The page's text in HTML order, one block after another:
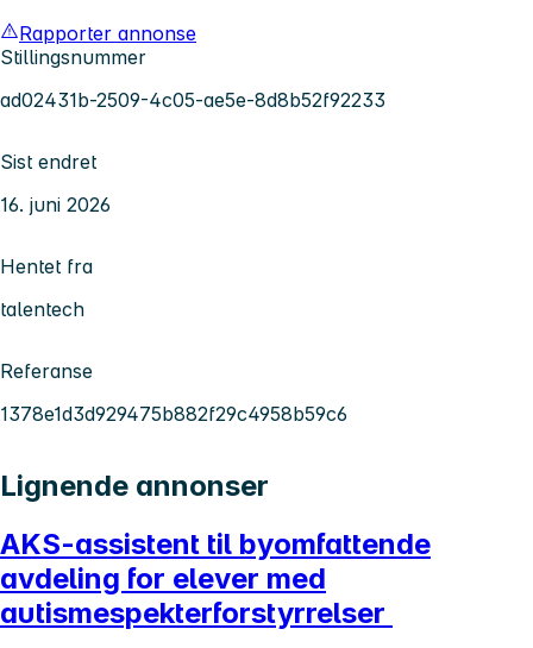
Rapporter annonse
Stillingsnummer
ad02431b-2509-4c05-ae5e-8d8b52f92233
Sist endret
16. juni 2026
Hentet fra
talentech
Referanse
1378e1d3d929475b882f29c4958b59c6
Lignende annonser
AKS-assistent til byomfattende
avdeling for elever med
autismespekterforstyrrelser